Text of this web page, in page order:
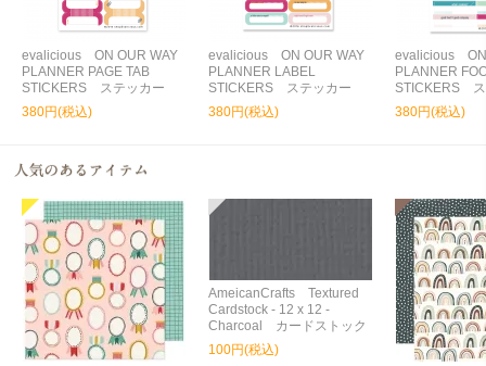
evalicious ON OUR WAY
PLANNER PAGE TAB
STICKERS ステッカー
380円(税込)
evalicious ON OUR WAY
PLANNER LABEL
STICKERS ステッカー
380円(税込)
evalicious ON
PLANNER
STICKERS
380円(税込)
AmeicanCrafts Textured
Cardstock - 12 x 12 -
Charcoal カードストック
100円(税込)